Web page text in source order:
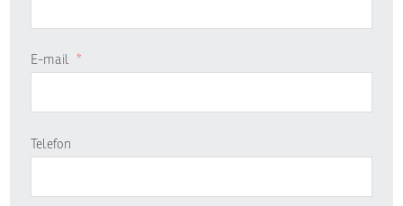
E-mail *
Telefon